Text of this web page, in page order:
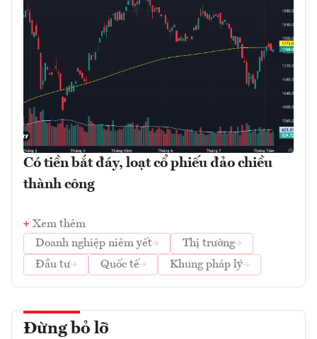
Có tiền bắt đáy, loạt cổ phiếu đảo chiều
thành công
Xem thêm
Doanh nghiệp niêm yết
Thị trường
Đầu tư
Quốc tế Khung pháp lý
Đừng bỏ lỡ